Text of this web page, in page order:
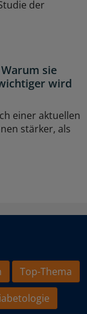
der
sie
wird
einer aktuellen
stärker, als
Top-Thema